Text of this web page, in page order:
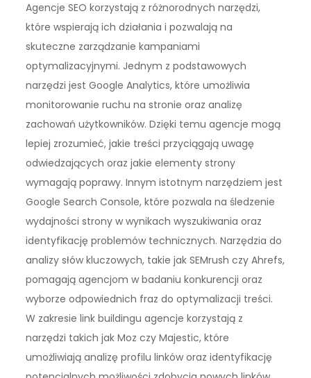
Agencje SEO korzystają z różnorodnych narzędzi,
które wspierają ich działania i pozwalają na
skuteczne zarządzanie kampaniami
optymalizacyjnymi. Jednym z podstawowych
narzędzi jest Google Analytics, które umożliwia
monitorowanie ruchu na stronie oraz analizę
zachowań użytkowników. Dzięki temu agencje mogą
lepiej zrozumieć, jakie treści przyciągają uwagę
odwiedzających oraz jakie elementy strony
wymagają poprawy. Innym istotnym narzędziem jest
Google Search Console, które pozwala na śledzenie
wydajności strony w wynikach wyszukiwania oraz
identyfikację problemów technicznych. Narzędzia do
analizy słów kluczowych, takie jak SEMrush czy Ahrefs,
pomagają agencjom w badaniu konkurencji oraz
wyborze odpowiednich fraz do optymalizacji treści.
W zakresie link buildingu agencje korzystają z
narzędzi takich jak Moz czy Majestic, które
umożliwiają analizę profilu linków oraz identyfikację